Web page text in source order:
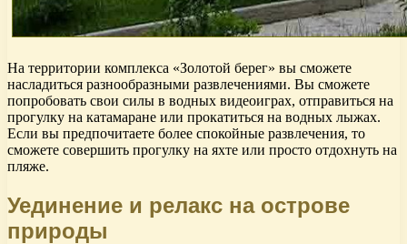
На территории комплекса «Золотой берег» вы сможете
насладиться разнообразными развлечениями. Вы сможете
попробовать свои силы в водных видеоиграх, отправиться на
прогулку на катамаране или прокатиться на водных лыжах.
Если вы предпочитаете более спокойные развлечения, то
сможете совершить прогулку на яхте или просто отдохнуть на
пляже.
Уединение и релакс на острове
природы